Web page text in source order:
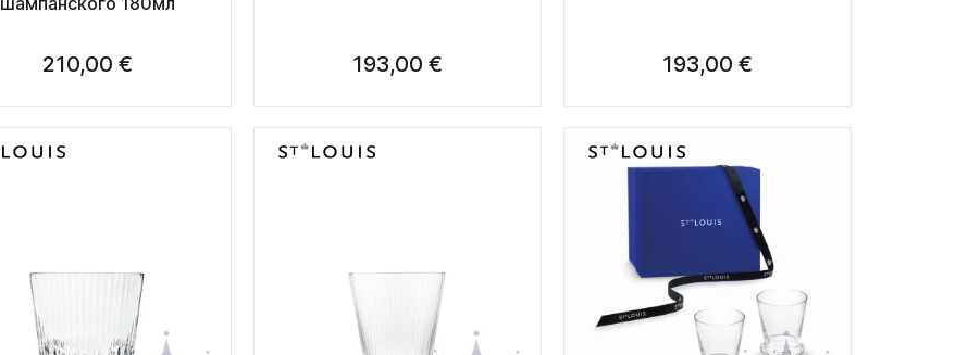
210,00 € 193,00 € 193,00 €